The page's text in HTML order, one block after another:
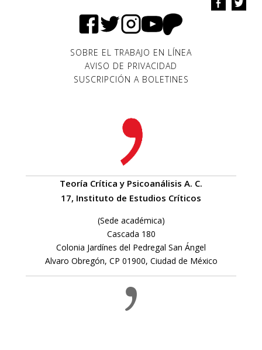
SOBRE EL TRABAJO EN LÍNEA
AVISO DE PRIVACIDAD
SUSCRIPCIÓN A BOLETINES
Teoría Crítica y Psicoanálisis A. C.
17, Instituto de Estudios Críticos
(Sede académica)
Cascada 180
Colonia Jardínes del Pedregal San Ángel
Alvaro Obregón, CP 01900, Ciudad de México